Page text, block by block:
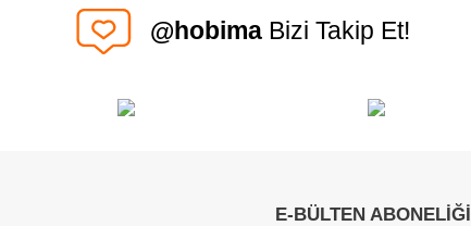
@hobimaBizi Takip Et!
E-BÜLTEN ABONELİĞİ